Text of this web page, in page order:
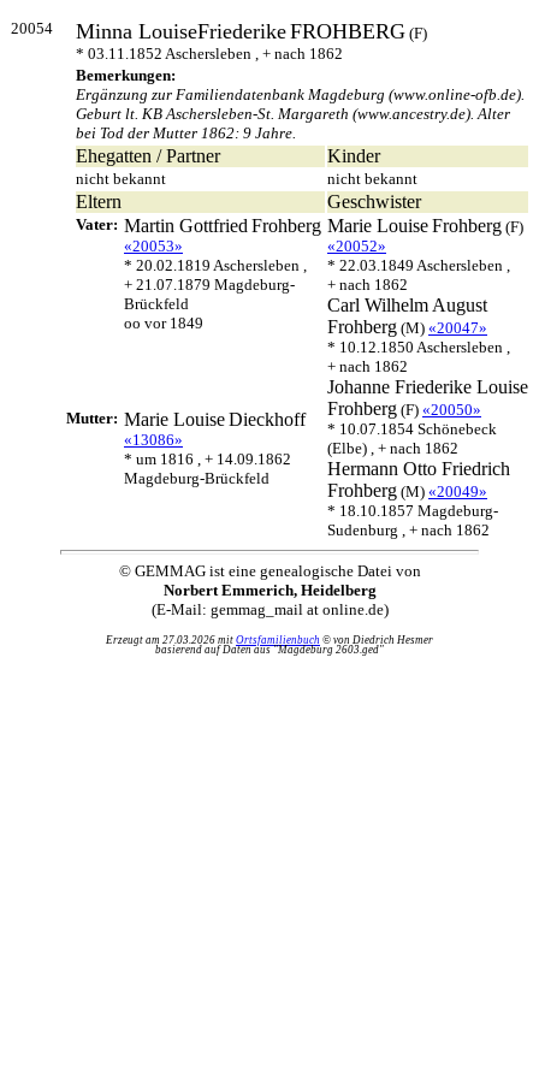
20054 Minna LouiseFriederikeFROHBERG (F)
* 03.11.1852 Aschersleben , + nach 1862
Bemerkungen:
Ergänzung zur Familiendatenbank Magdeburg (www.online-ofb.de).
Geburt lt. KB Aschersleben-St. Margareth (www.ancestry.de). Alter
bei Tod der Mutter 1862: 9 Jahre.
Ehegatten / Partner Kinder
nicht bekannt nicht bekannt
Eltern Geschwister
Vater: Martin Gottfried Frohberg
«20053»
* 20.02.1819 Aschersleben ,
+ 21.07.1879 Magdeburg-
Brückfeld
oo vor 1849
Marie LouiseFrohberg (F)
«20052»
* 22.03.1849 Aschersleben ,
+ nach 1862
Carl Wilhelm August
Frohberg (M) «20047»
* 10.12.1850 Aschersleben ,
+ nach 1862
Johanne Friederike Louise
Frohberg (F) «20050»
* 10.07.1854 Schönebeck
(Elbe) , + nach 1862
Hermann Otto Friedrich
Frohberg (M) «20049»
* 18.10.1857 Magdeburg-
Sudenburg , + nach 1862
Mutter: Marie LouiseDieckhoff
«13086»
* um 1816 , + 14.09.1862
Magdeburg-Brückfeld
© GEMMAG ist eine genealogische Datei von
Norbert Emmerich, Heidelberg
(E-Mail: gemmag_mail at online.de)
Erzeugt am 27.03.2026 mit Ortsfamilienbuch © von Diedrich Hesmer
basierend auf Daten aus "Magdeburg 2603.ged"